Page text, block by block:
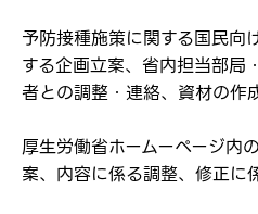
弊社ホームページの求
応募した方へ
弊社ホームページの求
応募し、転職を決めた方
ログイン
お気に入り登録にはログイン
予防接種施策に関する国民向
する企画立案、省内担当部局
者との調整・連絡、資材の作
厚生労働省ホームーページ内
案、内容に係る調整、修正に